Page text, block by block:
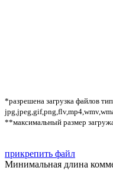
*разрешена загрузка файлов
**максимальный размер
прикрепить файл
Минимальная длина